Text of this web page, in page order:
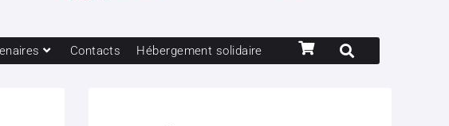
Contacts Hébergement solidaire